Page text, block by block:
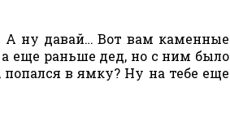
А ну давай… Вот вам каменные
еще раньше дед, но с ним было
в ямку? Ну на тебе еще